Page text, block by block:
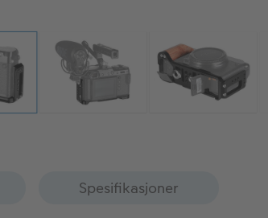
Spesifikasjoner